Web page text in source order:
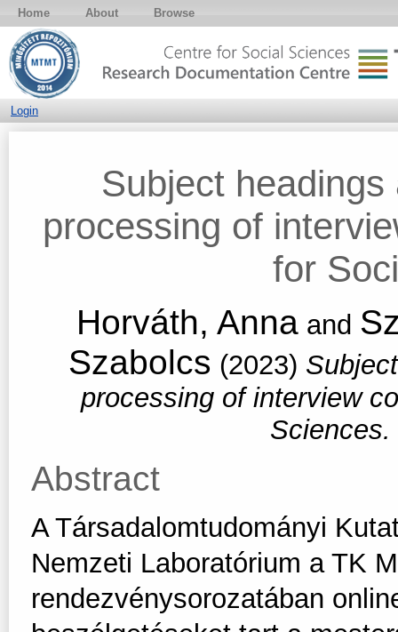
Home About Browse
Login
Subject
processing of
for
Horváth, Anna and
Szabolcs (2023)
processing of interview
Sciences.
Abstract
A Társadalomtudományi
Nemzeti Laboratórium a TK
rendezvénysorozatában